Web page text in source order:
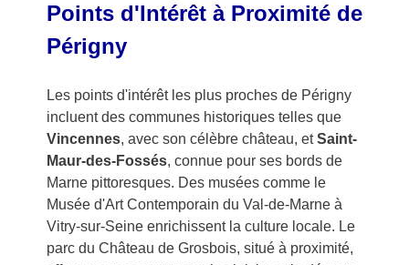
Points d'Intérêt à Proximité de
Périgny
Les points d'intérêt les plus proches de Périgny
incluent des communes historiques telles que
Vincennes, avec son célèbre château, etSaint-
Maur-des-Fossés, connue pour ses bords de
Marne pittoresques. Des musées comme le
Musée d'Art Contemporain du Val-de-Marne à
Vitry-sur-Seine enrichissent la culture locale. Le
parc du Château de Grosbois, situé à proximité,